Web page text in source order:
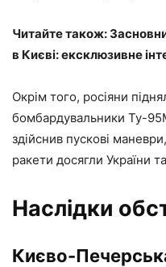
Читайте також:
в Києві: ексклюзивне
Окрім того, росіяни
бомбардувальники Ту-
здійснив пускові
ракети досягли України
Наслідки
Києво-